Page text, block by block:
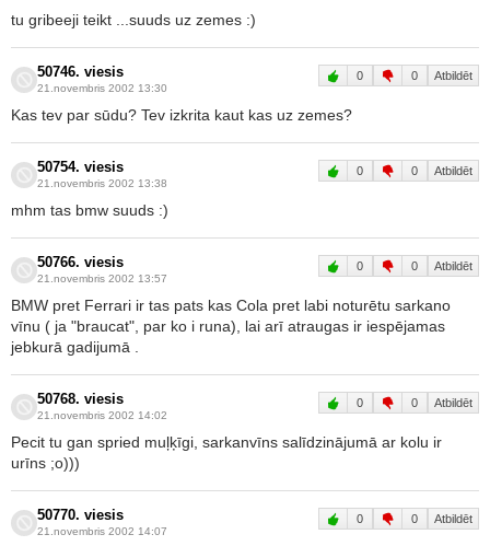
tu gribeeji teikt ...suuds uz zemes :)
50746. viesis
21.novembris 2002 13:30
0 0 Atbildēt
Kas tev par sūdu? Tev izkrita kaut kas uz zemes?
50754. viesis
21.novembris 2002 13:38
0 0 Atbildēt
mhm tas bmw suuds :)
50766. viesis
21.novembris 2002 13:57
0 0 Atbildēt
BMW pret Ferrari ir tas pats kas Cola pret labi noturētu sarkano
vīnu ( ja "braucat", par ko i runa), lai arī atraugas ir iespējamas
jebkurā gadijumā .
50768. viesis
21.novembris 2002 14:02
0 0 Atbildēt
Pecit tu gan spried muļķīgi, sarkanvīns salīdzinājumā ar kolu ir
urīns ;o)))
50770. viesis
21.novembris 2002 14:07
0 0 Atbildēt